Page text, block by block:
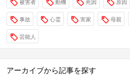
被害者 動機 死因 原因
事故 心霊 実家 母親
芸能人
アーカイブから記事を探す